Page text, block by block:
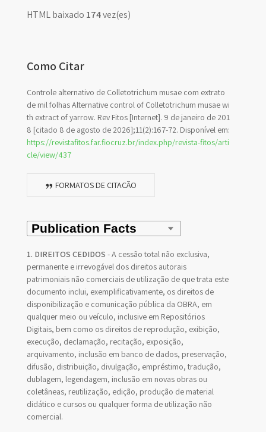
HTML baixado 174vez(es)
Como Citar
Controle alternativo de Colletotrichum musae com extrato
de mil folhas Alternative control of Colletotrichum musae wi
th extract of yarrow. Rev Fitos [Internet]. 9 de janeiro de 201
8 [citado 8 de agosto de 2026];11(2):167-72. Disponível em:
https://revistafitos.far.fiocruz.br/index.php/revista-fitos/arti
cle/view/437
FORMATOS DE CITAÇÃO
1. DIREITOS CEDIDOS - A cessão total não exclusiva,
permanente e irrevogável dos direitos autorais
patrimoniais não comerciais de utilização de que trata este
documento inclui, exemplificativamente, os direitos de
disponibilização e comunicação pública da OBRA, em
qualquer meio ou veículo, inclusive em Repositórios
Digitais, bem como os direitos de reprodução, exibição,
execução, declamação, recitação, exposição,
arquivamento, inclusão em banco de dados, preservação,
difusão, distribuição, divulgação, empréstimo, tradução,
dublagem, legendagem, inclusão em novas obras ou
coletâneas, reutilização, edição, produção de material
didático e cursos ou qualquer forma de utilização não
comercial.